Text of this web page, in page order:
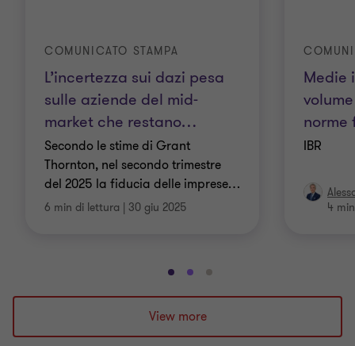
L’incertezza sui dazi pesa
sulle aziende del mid-
market che restano…
COMUNICATO STAMPA
Secondo le stime di Grant
Thornton, nel secondo trimestre
del 2025 la fiducia delle imprese…
6 min di lettura | 30 giu 2025
Medie
norme
IBR
4
Vai
alla
diapositiva
1
Vai
alla
diapositiva
2
Vai
alla
3
View more